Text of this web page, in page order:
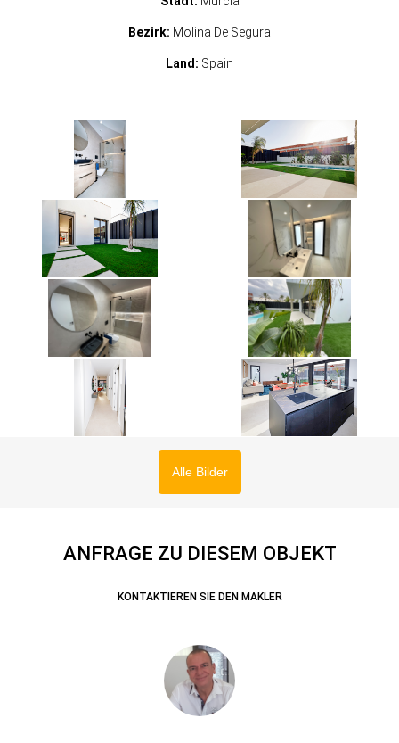
Bezirk: Molina De Segura
Land: Spain
Alle Bilder
ANFRAGE ZU DIESEM OBJEKT
KONTAKTIEREN SIE DEN MAKLER